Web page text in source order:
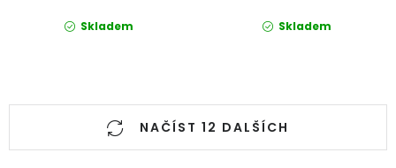
Skladem Skladem
Ovládací prvky výpisuNAČÍST 12 DALŠÍCH